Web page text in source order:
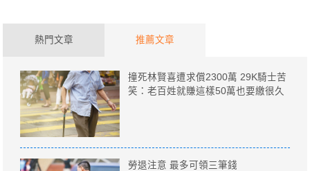
熱門文章 推薦文章
撞死林賢喜遭求償2300萬 29K騎士苦
笑：老百姓就賺這樣50萬也要繳很久
勞退注意 最多可領三筆錢